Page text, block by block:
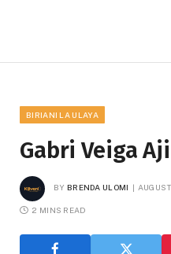
BIRIANI LA ULAYA
Gabri Veiga
BY BRENDA ULOMI
2 MINS READ